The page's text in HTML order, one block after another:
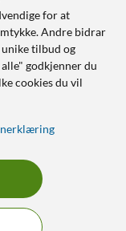
for at
Andre bidrar
unike tilbud og
godkjenner du
cookies du vil